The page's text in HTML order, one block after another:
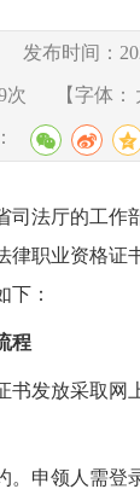
发布时间：
次 【字体：
司法厅的工作
律职业资格证
下：
程
书发放采取网
。申领人需登